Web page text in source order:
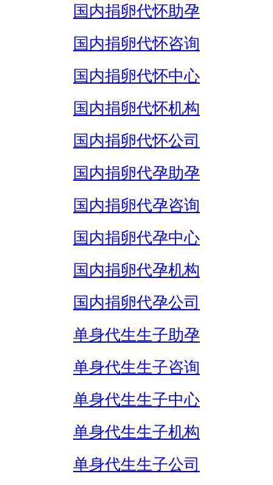
国内捐卵代怀助孕
国内捐卵代怀咨询
国内捐卵代怀中心
国内捐卵代怀机构
国内捐卵代怀公司
国内捐卵代孕助孕
国内捐卵代孕咨询
国内捐卵代孕中心
国内捐卵代孕机构
国内捐卵代孕公司
单身代生生子助孕
单身代生生子咨询
单身代生生子中心
单身代生生子机构
单身代生生子公司